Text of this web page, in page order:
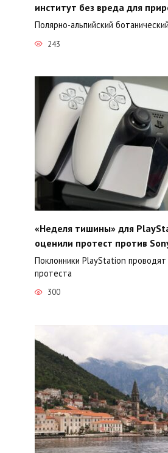
институт без вреда для
Полярно-альпийский
243
«Неделя тишины» для
оценили протест против
Поклонники PlayStation
протеста
300